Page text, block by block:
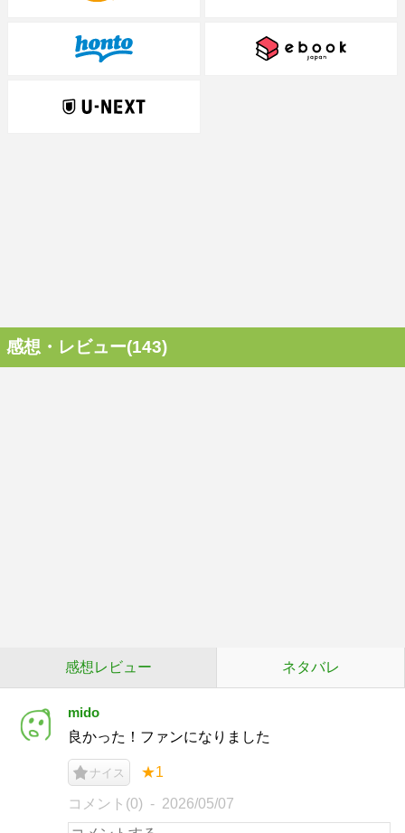
感想・レビュー(143)
感想レビュー ネタバレ
mido
良かった！ファンになりました
ナイス ★1
コメント(0) 2026/05/07